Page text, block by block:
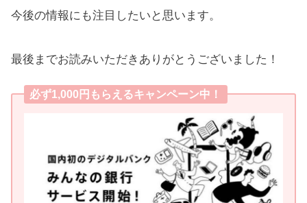
今後の情報にも注目したいと思います。
最後までお読みいただきありがとうございました！
必ず1,000円もらえるキャンペーン中！